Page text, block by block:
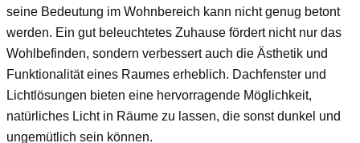
seine Bedeutung im Wohnbereich kann nicht genug betont
werden. Ein gut beleuchtetes Zuhause fördert nicht nur das
Wohlbefinden, sondern verbessert auch die Ästhetik und
Funktionalität eines Raumes erheblich. Dachfenster und
Lichtlösungen bieten eine hervorragende Möglichkeit,
natürliches Licht in Räume zu lassen, die sonst dunkel und
ungemütlich sein können.